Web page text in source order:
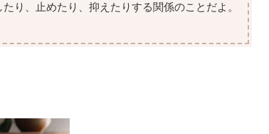
り、止めたり、抑えたりする関係のことだよ。